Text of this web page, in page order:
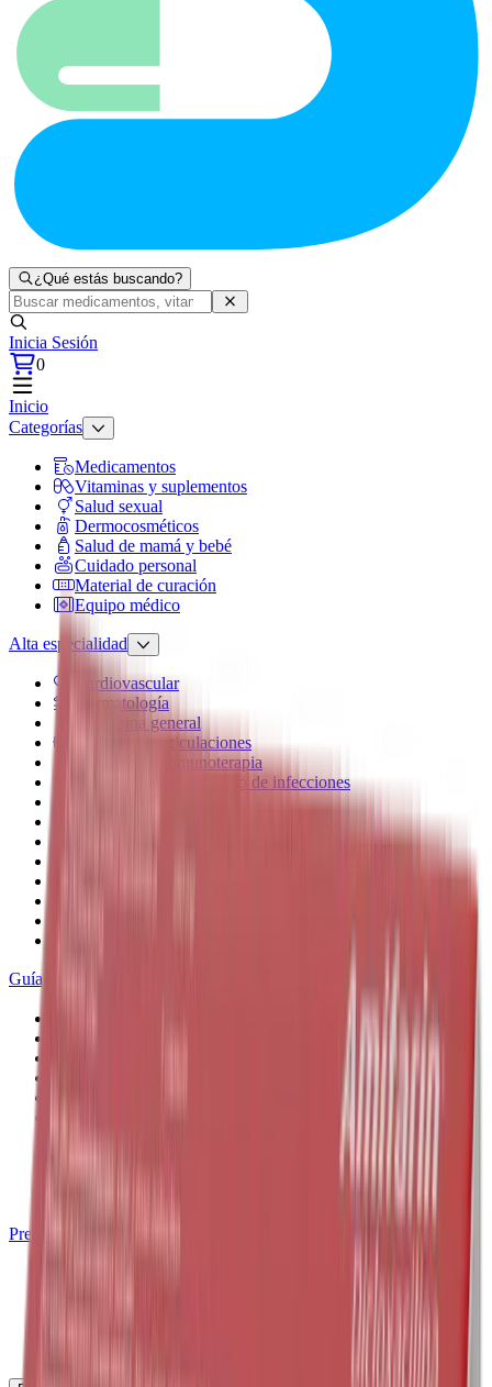
¿Qué estás buscando?
Inicia Sesión
0
Inicio
Categorías
Medicamentos
Vitaminas y suplementos
Salud sexual
Dermocosméticos
Salud de mamá y bebé
Cuidado personal
Material de curación
Equipo médico
Alta especialidad
Cardiovascular
Dermatología
Endocrina general
Muscular y articulaciones
Oncología e inmunoterapia
Prevención y tratamiento de infecciones
Guías de medicamentos
Preguntas frecuentes